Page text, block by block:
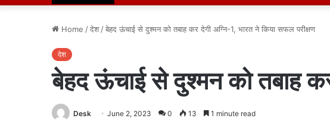
Home /देश /बेहद ऊंचाई से दुश्मन को तबाह कर देगी अग्नि-1, भारत ने किया सफल परीक्षण
देश
बेहद ऊंचाई से दुश्मन को तबाह
Desk June 2, 2023 0 13 1 minute read